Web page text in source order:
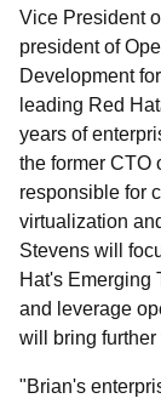
Vice President
president of
Development
leading Red
years of
the former CTO
responsible for
virtualization
Stevens will
Hat's Emerging
and leverage
will bring further
"Brian's